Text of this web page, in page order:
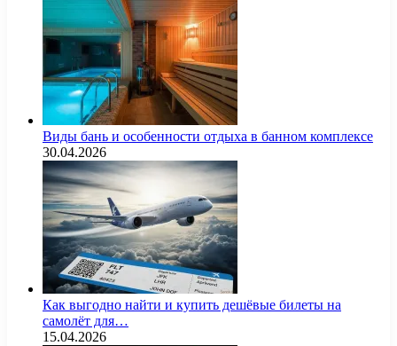
Виды бань и особенности отдыха в банном комплексе
30.04.2026
Как выгодно найти и купить дешёвые билеты на
самолёт для…
15.04.2026